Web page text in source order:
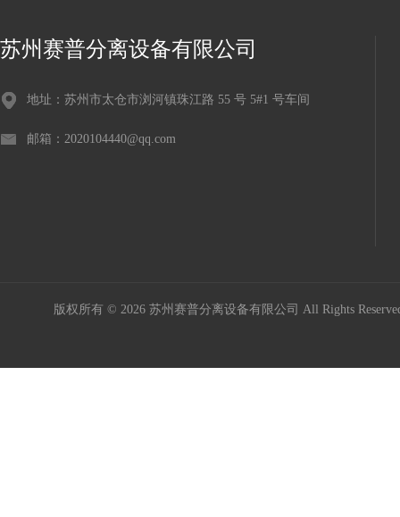
苏州赛普分离设备有限公司
地址：苏州市太仓市浏河镇珠江路 55 号 5#1 号车间
邮箱：2020104440@qq.com
版权所有 © 2026 苏州赛普分离设备有限公司 All Rights